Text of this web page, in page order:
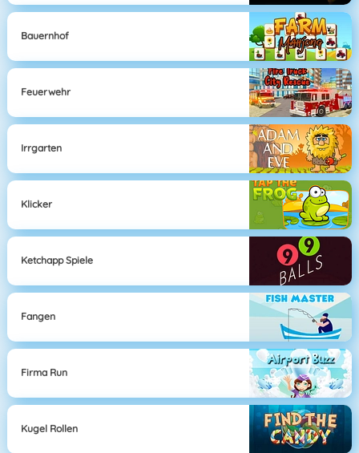
Bauernhof
Feuerwehr
Irrgarten
Klicker
Ketchapp Spiele
Fangen
Firma Run
Kugel Rollen